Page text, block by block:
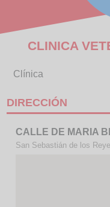
CLINICA
Clínica
DIRECCIÓN
CALLE DE MARIA
San Sebastián de los